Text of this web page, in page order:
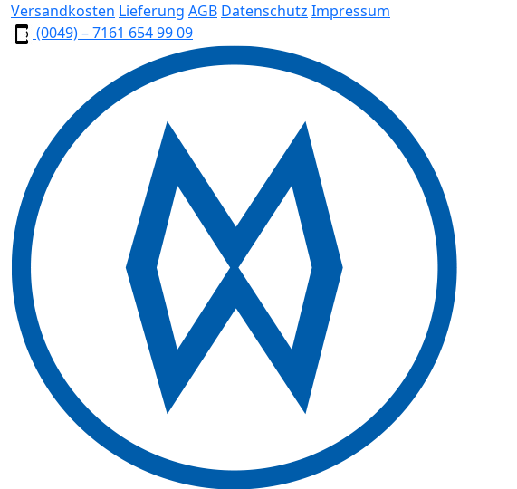
Versandkosten Lieferung AGB Datenschutz Impressum
(0049) – 7161 654 99 09